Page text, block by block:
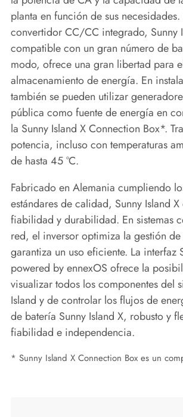
planta en función de sus
convertidor CC/CC integrado, Sunny
compatible con un gran número de
modo, ofrece una gran libertad para
almacenamiento de energía. En
también se pueden utilizar
pública como fuente de energía en
la Sunny Island X Connection Box*.
potencia, incluso con temperaturas
de hasta 45 °C.
Fabricado en Alemania cumpliendo
estándares de calidad, Sunny Island
fiabilidad y durabilidad. En sistemas
red, el inversor optimiza la gestión
garantiza un uso eficiente. La interfaz
powered by ennexOS ofrece la
visualizar todos los componentes del
Island y de controlar los flujos de
de batería Sunny Island X, robusto y
fiabilidad e independencia.
* Sunny Island X Connection Box es un